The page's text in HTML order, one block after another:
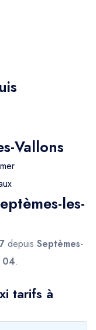
Vallons
les-
depuis Septèmes-
04.
tarifs à